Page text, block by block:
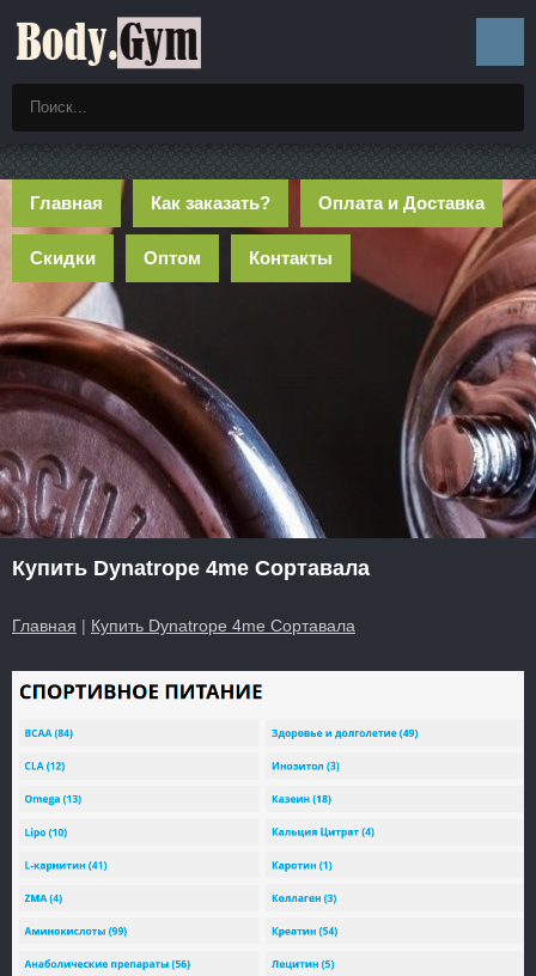
Главная Как заказать? Оплата и Доставка
Скидки Оптом Контакты
Купить Dynatrope 4me Сортавала
Главная | Купить Dynatrope 4me Сортавала